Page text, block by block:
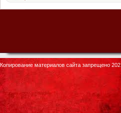
Копирование материалов сайта запрещено